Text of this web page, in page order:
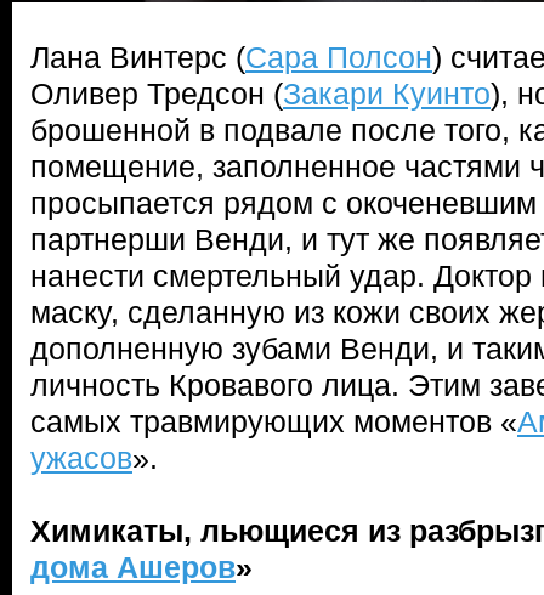
Лана Винтерс (Сара Полсон)
Оливер Тредсон (Закари Куинто),
брошенной в подвале после того,
помещение, заполненное частями
просыпается рядом с
партнерши Венди, и тут же
нанести смертельный удар. Доктор
маску, сделанную из кожи своих
дополненную зубами Венди, и
личность Кровавого лица. Этим
самых травмирующих моментов «
ужасов».
Химикаты, льющиеся из
дома Ашеров»